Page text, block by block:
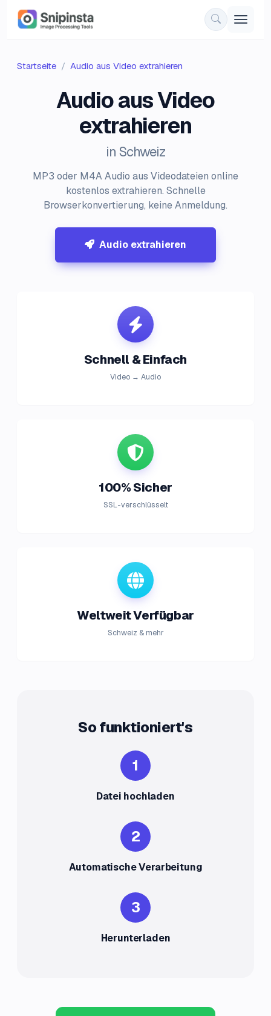
Startseite Audio aus Video extrahieren
Audio aus Video
extrahieren
in Schweiz
MP3 oder M4A Audio aus Videodateien online
kostenlos extrahieren. Schnelle
Browserkonvertierung, keine Anmeldung.
Audio extrahieren
Schnell & Einfach
Video → Audio
100% Sicher
SSL-verschlüsselt
Weltweit Verfügbar
Schweiz & mehr
So funktioniert's
1
Datei hochladen
2
Automatische Verarbeitung
3
Herunterladen